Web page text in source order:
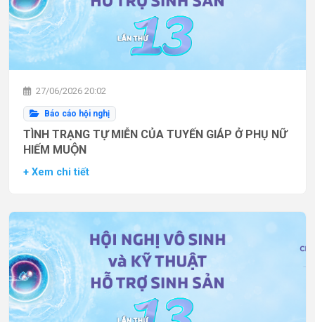
27/06/2026 20:02
Báo cáo hội nghị
TÌNH TRẠNG TỰ MIỄN CỦA TUYẾN GIÁP Ở PHỤ NỮ
HIẾM MUỘN
+ Xem chi tiết